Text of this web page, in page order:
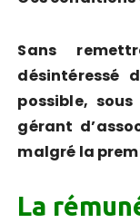
Sans
désintéressé
possible,
gérant
malgré la
La